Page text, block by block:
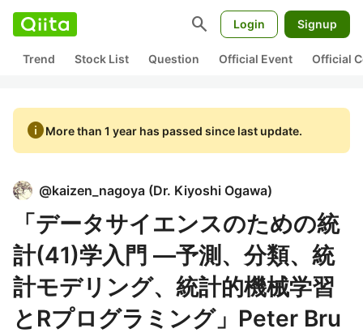
search Login Signup
Trend Stock List Question Official Event Official
infoMore than 1 year has passed since last update.
@kaizen_nagoya (Dr. Kiyoshi Ogawa)
「データサイエンスのための統
計(41)学入門 ―予測、分類、統
計モデリング、統計的機械学習
とRプログラミング」Peter Bru